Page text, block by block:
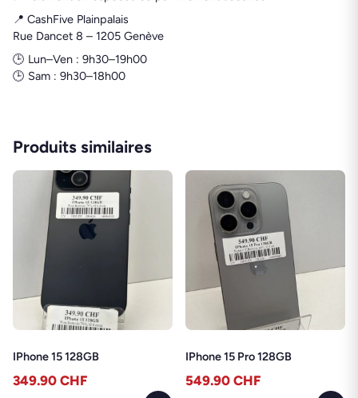
📍 CashFive Plainpalais
Rue Dancet 8 – 1205 Genève
🕒 Lun–Ven : 9h30–19h00
🕒 Sam : 9h30–18h00
Produits similaires
IPhone 15 128GB
349.90 CHF
IPhone 15 Pro 128GB
549.90 CHF